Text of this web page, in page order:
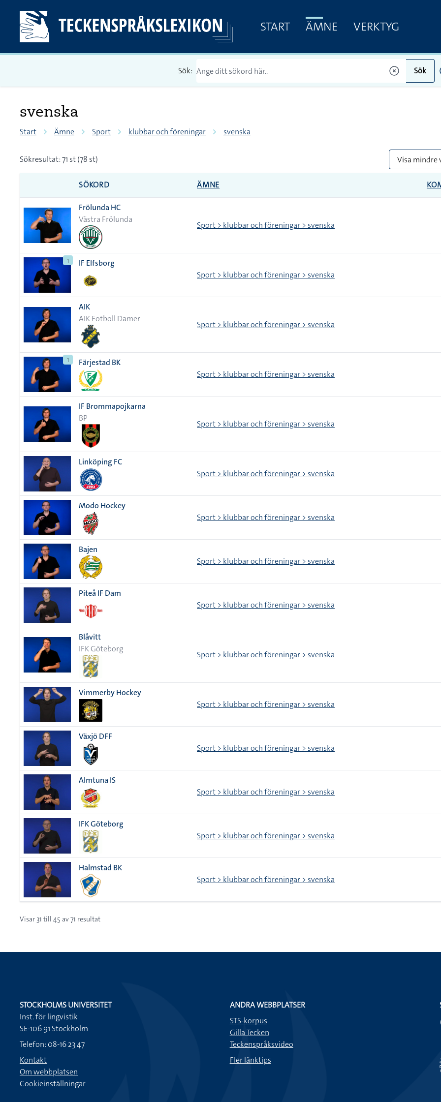
START ÄMNE VERKTYG
Sök: Sök
svenska
Start Ämne Sport klubbar och föreningar svenska
Sökresultat: 71 st (78 st) Visa mindre
SÖKORD ÄMNE
Frölunda HC
Västra Frölunda
Sport > klubbar och föreningar > svenska
1
IF Elfsborg
Sport > klubbar och föreningar > svenska
AIK
AIK Fotboll Damer
Sport > klubbar och föreningar > svenska
1
Färjestad BK
Sport > klubbar och föreningar > svenska
IF Brommapojkarna
BP
Sport > klubbar och föreningar > svenska
Linköping FC
Sport > klubbar och föreningar > svenska
Modo Hockey
Sport > klubbar och föreningar > svenska
Bajen
Sport > klubbar och föreningar > svenska
Piteå IF Dam
Sport > klubbar och föreningar > svenska
Blåvitt
IFK Göteborg
Sport > klubbar och föreningar > svenska
Vimmerby Hockey
Sport > klubbar och föreningar > svenska
Växjö DFF
Sport > klubbar och föreningar > svenska
Almtuna IS
Sport > klubbar och föreningar > svenska
IFK Göteborg
Sport > klubbar och föreningar > svenska
Halmstad BK
Sport > klubbar och föreningar > svenska
Visar 31 till 45 av71 resultat
STOCKHOLMS UNIVERSITET
Inst. för lingvistik
SE-106 91 Stockholm
Telefon: 08-16 23 47
Kontakt
Om webbplatsen
Cookieinställningar
ANDRA WEBBPLATSER
STS-korpus
Gilla Tecken
Teckenspråksvideo
Fler länktips